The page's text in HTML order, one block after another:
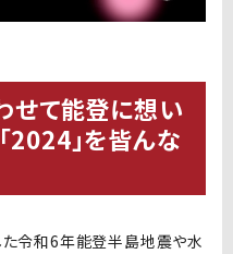
せて能登に想い
2024」を皆んな
令和6年能登半島地震や水